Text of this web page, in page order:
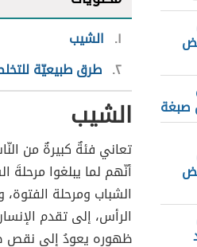
صبغة
١ الشيب
٢ طرق طبيعيّة
الشيب
تعاني فئةٌ كبيرةٌ من
أنّهم لما يبلغوا
الشباب ومرحلة
الرأس، إلى تقدم
ظهوره يعودُ إلى نقص